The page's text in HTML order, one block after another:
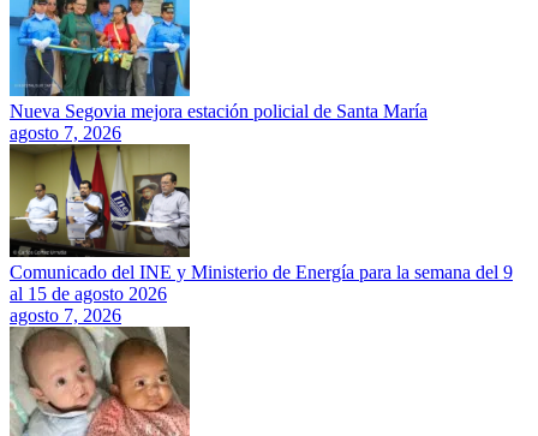
Nueva Segovia mejora estación policial de Santa María
agosto 7, 2026
Comunicado del INE y Ministerio de Energía para la semana del 9
al 15 de agosto 2026
agosto 7, 2026